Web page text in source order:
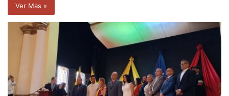
Ver Mas »